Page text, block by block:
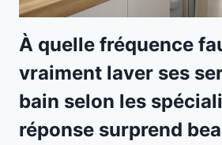
À quelle fréquence
vraiment laver ses
bain selon les
réponse surprend